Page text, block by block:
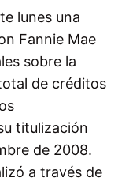
lunes una
Fannie Mae
sobre la
de créditos
titulización
de 2008.
a través de